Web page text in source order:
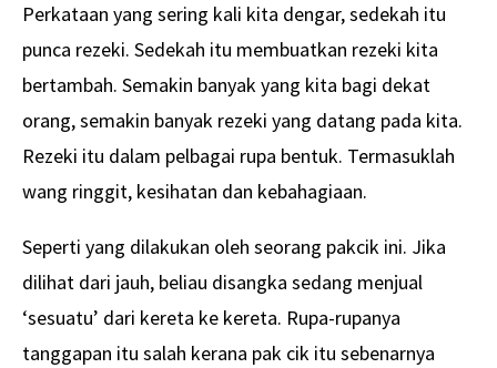
Perkataan yang sering kali kita dengar, sedekah itu
punca rezeki. Sedekah itu membuatkan rezeki kita
bertambah. Semakin banyak yang kita bagi dekat
orang, semakin banyak rezeki yang datang pada kita.
Rezeki itu dalam pelbagai rupa bentuk. Termasuklah
wang ringgit, kesihatan dan kebahagiaan.
Seperti yang dilakukan oleh seorang pakcik ini. Jika
dilihat dari jauh, beliau disangka sedang menjual
‘sesuatu’ dari kereta ke kereta. Rupa-rupanya
tanggapan itu salah kerana pak cik itu sebenarnya